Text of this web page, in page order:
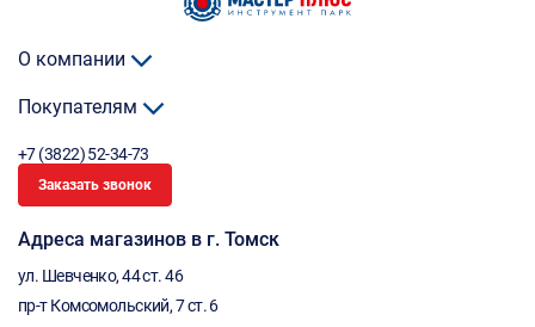
О компании
Покупателям
+7 (3822) 52-34-73
Заказать звонок
Адреса магазинов в г. Томск
ул. Шевченко, 44 ст. 46
пр-т Комсомольский, 7 ст. 6